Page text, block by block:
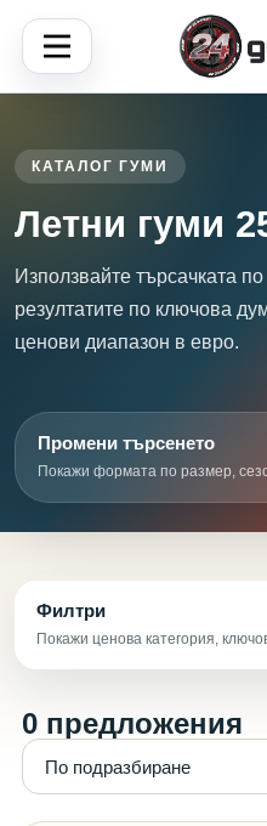
КАТАЛОГ ГУМИ
Летни гуми
Използвайте търсачката
резултатите по ключова
ценови диапазон в евро.
Промени търсенето
Покажи формата по размер,
Филтри
Покажи ценова категория,
0 предложения